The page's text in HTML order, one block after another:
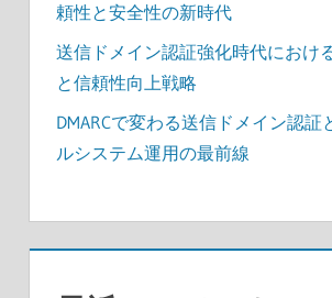
頼性と安全性の新時代
送信ドメイン認証強化時代におけ
と信頼性向上戦略
DMARCで変わる送信ドメイン認証
ルシステム運用の最前線